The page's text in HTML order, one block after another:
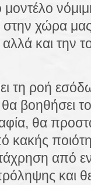
μοντέλο
χώρα
αλλά και την
τη ροή
βοηθήσει
θα
κακής
από
και